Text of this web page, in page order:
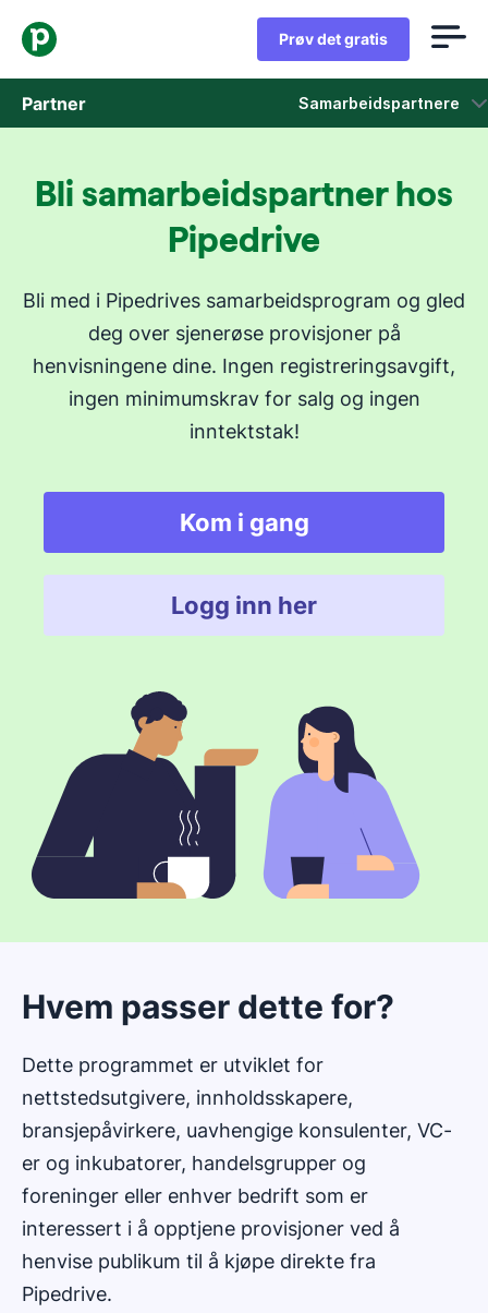
Prøv det gratis
Partner Samarbeidspartnere
Bli samarbeidspartner hos
Pipedrive
Bli med i Pipedrives samarbeidsprogram og gled
deg over sjenerøse provisjoner på
henvisningene dine. Ingen registreringsavgift,
ingen minimumskrav for salg og ingen
inntektstak!
Kom i gang
Åpnes i nytt vindu
Logg inn her
Åpnes i nytt vindu
Hvem passer dette for?
Dette programmet er utviklet for
nettstedsutgivere, innholdsskapere,
bransjepåvirkere, uavhengige konsulenter, VC-
er og inkubatorer, handelsgrupper og
foreninger eller enhver bedrift som er
interessert i å opptjene provisjoner ved å
henvise publikum til å kjøpe direkte fra
Pipedrive.